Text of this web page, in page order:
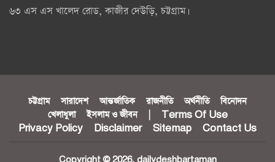
৬৩ এস এস খালেদ রোড, কাজীর দেউড়ি, চট্টগ্রাম।
চট্টগ্রাম সারাদেশ আন্তর্জাতিক রাজনীতি অর্থনীতি
বিনোদন
খেলাধুলা
ইসলাম ও জীবন
Terms Of Use
Privacy Policy
Disclaimer Sitemap Contact Us
Copyright © 2026. dailydeshbartaman